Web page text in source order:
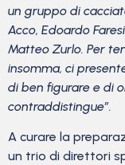
un gruppo di
Acco, Edoardo
Matteo Zurlo. Per
insomma, ci
di ben figurare e di
contraddistingue”.
A curare la
un trio di direttori